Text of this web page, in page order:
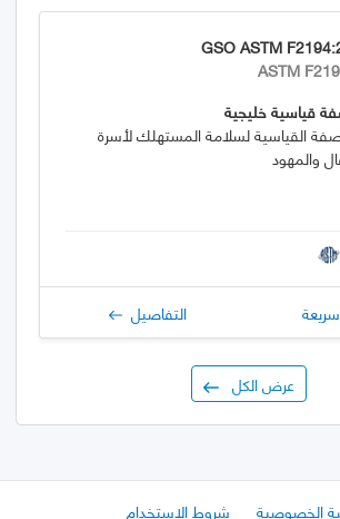
GSO ASTM
ASTM
قياسية خليجية
القياسية لسلامة المستهلك لأسرة
والمهود
التفاصيل
عرض الكل
الخصوصية شروط الاستخدام